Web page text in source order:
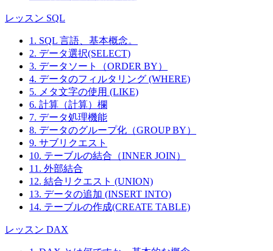
レッスン SQL
1. SQL 言語、基本概念。
2. データ選択(SELECT)
3. データソート（ORDER BY）
4. データのフィルタリング (WHERE)
5. メタ文字の使用 (LIKE)
6. 計算（計算）欄
7. データ処理機能
8. データのグループ化（GROUP BY）
9. サブリクエスト
10. テーブルの結合（INNER JOIN）
11. 外部結合
12. 結合リクエスト (UNION)
13. データの追加 (INSERT INTO)
14. テーブルの作成(CREATE TABLE)
レッスン DAX